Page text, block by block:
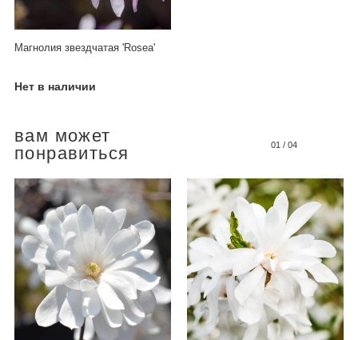
Магнолия звездчатая 'Rosea'
Нет в наличии
вам может
понравиться
01 / 04